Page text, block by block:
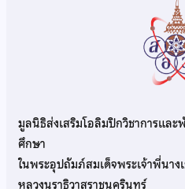
มูลนิธิส่งเสริมโอลิมปิกวิชาการแล
ศึกษา
ในพระอุปถัมภ์สมเด็จพระเจ้าพี่นา
หลวงนราธิวาสราชนครินทร์